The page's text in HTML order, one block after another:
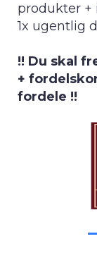
produkter
1x ugentlig
!! Du skal
+
fordele !!